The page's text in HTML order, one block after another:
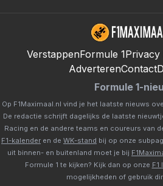
VerstappenFormule 1Privacy
AdverterenContact
Formule 1-
Op F1Maximaal.nl vind je het laatste nieuws
De redactie schrijft dagelijks de laatste
Racing en de andere teams en coureurs van
F1-kalender en de WK-stand bij op onze
uit binnen- en buitenland moet je bij
Formule 1 te kijken? Kijk dan op onze F1
mogelijkheden of gebruik